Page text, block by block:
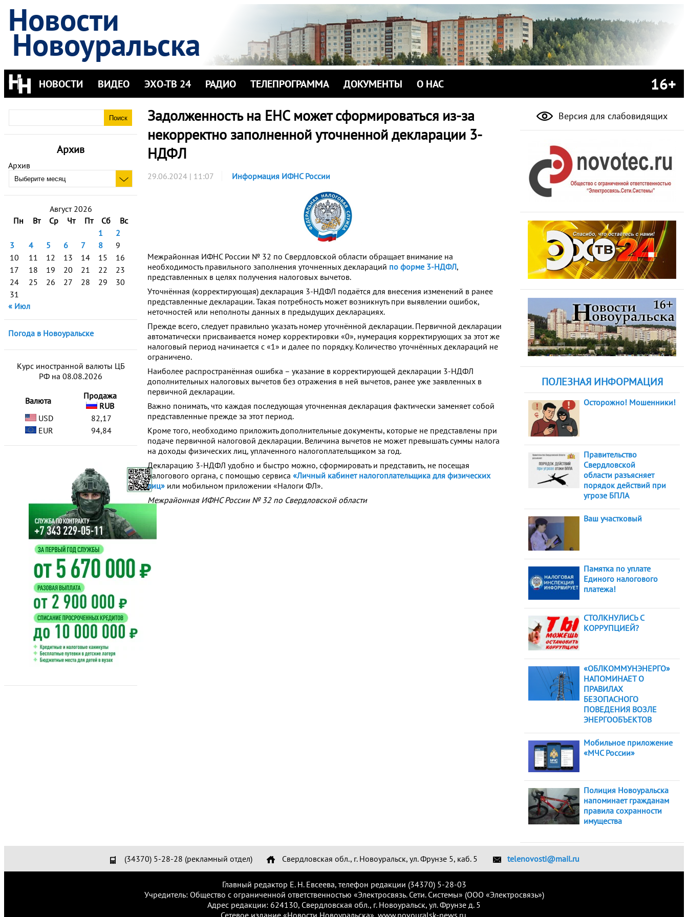
Новости
Новоуральска
НОВОСТИ ВИДЕО ЭХО-ТВ 24 РАДИО ТЕЛЕПРОГРАММА ДОКУМЕНТЫ О НАС 16+
Архив
Архив
Август 2026
Пн
Вт Ср Чт Пт Сб
Вс
1
2
3
4 5 6 7 8
9
10
11 12 13 14 15
16
17
18 19 20 21 22
23
24
25 26 27 28 29
30
31
« Июл
Погода в Новоуральске
Курс иностранной валюты ЦБ
РФ на 08.08.2026
Валюта
Продажа
RUB
USD
82,17
EUR
94,84
Задолженность на ЕНС может сформироваться из-за
некорректно заполненной уточненной декларации 3-
НДФЛ
29.06.2024 | 11:07 Информация ИФНС России
Межрайонная ИФНС России № 32 по Свердловской области обращает внимание на
необходимость правильного заполнения уточненных деклараций по форме 3-НДФЛ,
представленных в целях получения налоговых вычетов.
Уточнённая (корректирующая) декларация 3-НДФЛ подаётся для внесения изменений в ранее
представленные декларации. Такая потребность может возникнуть при выявлении ошибок,
неточностей или неполноты данных в предыдущих декларациях.
Прежде всего, следует правильно указать номер уточнённой декларации. Первичной декларации
автоматически присваивается номер корректировки «0», нумерация корректирующих за этот же
налоговый период начинается с «1» и далее по порядку. Количество уточнённых деклараций не
ограничено.
Наиболее распространённая ошибка – указание в корректирующей декларации 3-НДФЛ
дополнительных налоговых вычетов без отражения в ней вычетов, ранее уже заявленных в
первичной декларации.
Важно понимать, что каждая последующая уточненная декларация фактически заменяет собой
представленные прежде за этот период.
Кроме того, необходимо приложить дополнительные документы, которые не представлены при
подаче первичной налоговой декларации. Величина вычетов не может превышать суммы налога
на доходы физических лиц, уплаченного налогоплательщиком за год.
Декларацию 3-НДФЛ удобно и быстро можно, сформировать и представить, не посещая
налогового органа, с помощью сервиса «Личный кабинет налогоплательщика для физических
лиц» или мобильном приложении «Налоги ФЛ».
Межрайонная ИФНС России № 32 по Свердловской области
Версия для слабовидящих
ПОЛЕЗНАЯ ИНФОРМАЦИЯ
Осторожно! Мошенники!
Правительство
Свердловской
области разъясняет
порядок действий при
угрозе БПЛА
Ваш участковый
Памятка по уплате
Единого налогового
платежа!
СТОЛКНУЛИСЬ С
КОРРУПЦИЕЙ?
«ОБЛКОММУНЭНЕРГО»
НАПОМИНАЕТ О
ПРАВИЛАХ
БЕЗОПАСНОГО
ПОВЕДЕНИЯ ВОЗЛЕ
ЭНЕРГООБЪЕКТОВ
Мобильное приложение
«МЧС России»
Полиция Новоуральска
напоминает гражданам
правила сохранности
имущества
(34370) 5-28-28 (рекламный отдел) Свердловская обл., г. Новоуральск, ул. Фрунзе 5, каб. 5 telenovosti@mail.ru
Главный редактор Е. Н. Евсеева, телефон редакции (34370) 5-28-03
Учредитель: Общество с ограниченной ответственностью «Электросвязь. Сети. Системы» (ООО «Электросвязь»)
Адрес редакции: 624130, Свердловская обл., г. Новоуральск, ул. Фрунзе д. 5